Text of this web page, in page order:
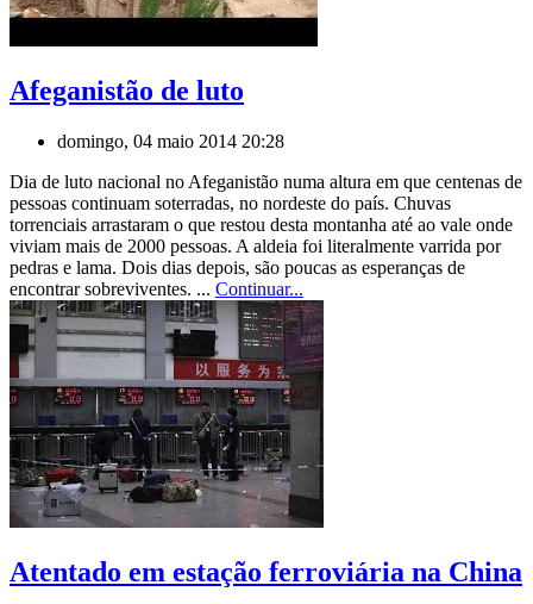
Afeganistão de luto
domingo, 04 maio 2014 20:28
Dia de luto nacional no Afeganistão numa altura em que centenas de
pessoas continuam soterradas, no nordeste do país. Chuvas
torrenciais arrastaram o que restou desta montanha até ao vale onde
viviam mais de 2000 pessoas. A aldeia foi literalmente varrida por
pedras e lama. Dois dias depois, são poucas as esperanças de
encontrar sobreviventes. ... Continuar...
Atentado em estação ferroviária na China